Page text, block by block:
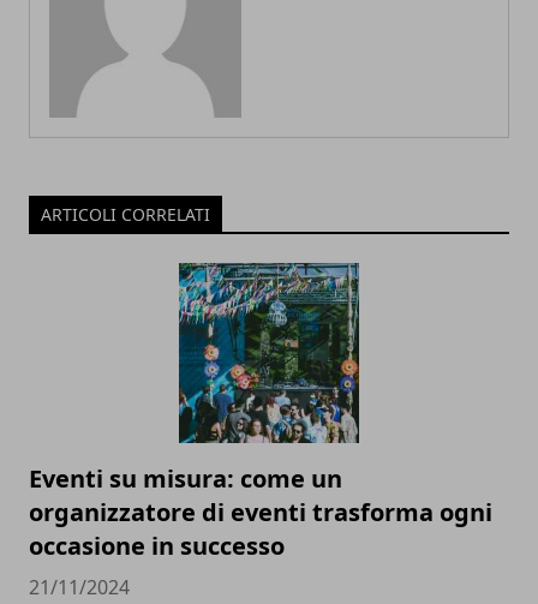
ARTICOLI CORRELATI
Eventi su misura: come un
organizzatore di eventi trasforma ogni
occasione in successo
21/11/2024